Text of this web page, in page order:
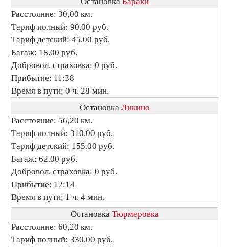
Расстояние: 30,00 км.
Тариф полный: 90.00 руб.
Тариф детский: 45.00 руб.
Багаж: 18.00 руб.
Добровол. страховка: 0 руб.
Прибытие: 11:38
Время в пути: 0 ч. 28 мин.
Остановка Ликино
Расстояние: 56,20 км.
Тариф полный: 310.00 руб.
Тариф детский: 155.00 руб.
Багаж: 62.00 руб.
Добровол. страховка: 0 руб.
Прибытие: 12:14
Время в пути: 1 ч. 4 мин.
Остановка Тюрмеровка
Расстояние: 60,20 км.
Тариф полный: 330.00 руб.